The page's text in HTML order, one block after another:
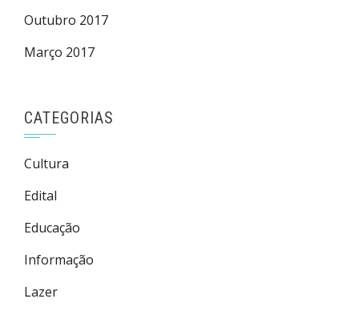
Outubro 2017
Março 2017
CATEGORIAS
Cultura
Edital
Educação
Informação
Lazer